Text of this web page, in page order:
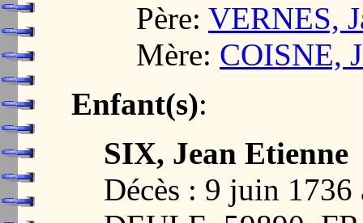
Père: VERNES,
Mère: COISNE,
Enfant(s):
SIX, Jean Etienne
Décès : 9 juin